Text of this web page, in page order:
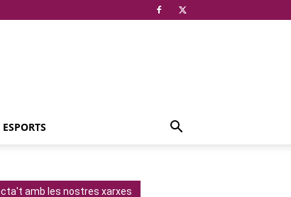
ESPORTS
amb les nostres xarxes